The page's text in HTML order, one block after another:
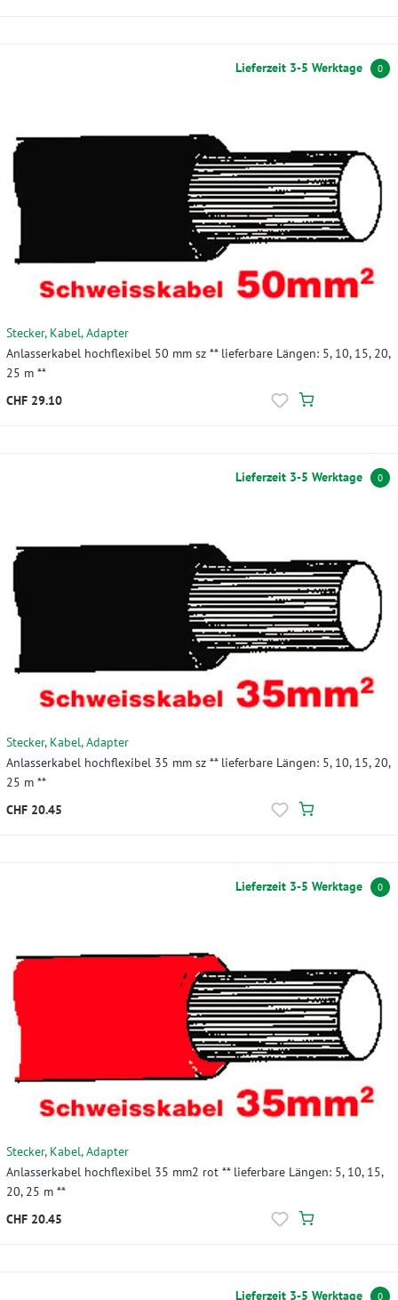
Lieferzeit 3-5 Werktage 0
Stecker, Kabel, Adapter
Anlasserkabel hochflexibel 50 mm sz ** lieferbare Längen: 5, 10, 15, 20,
25 m **
CHF 29.10
Lieferzeit 3-5 Werktage 0
Stecker, Kabel, Adapter
Anlasserkabel hochflexibel 35 mm sz ** lieferbare Längen: 5, 10, 15, 20,
25 m **
CHF 20.45
Lieferzeit 3-5 Werktage 0
Stecker, Kabel, Adapter
Anlasserkabel hochflexibel 35 mm2 rot ** lieferbare Längen: 5, 10, 15,
20, 25 m **
CHF 20.45
Lieferzeit 3-5 Werktage 0